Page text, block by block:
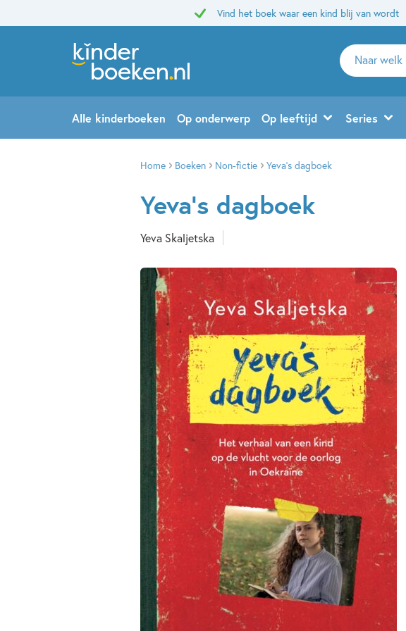
Vind het boek waar een kind blij van wordt
Zoeken
naar
en
uitgevers
Alle kinderboeken Op onderwerp Op leeftijd Series
Home Boeken Non-fictie Yeva’s dagboek
Yeva’s dagboek
Yeva Skaljetska